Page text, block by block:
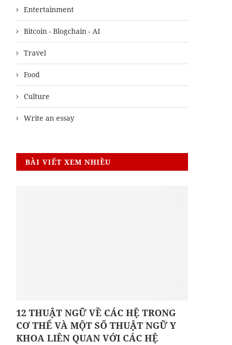
Entertainment
Bitcoin - Blogchain - AI
Travel
Food
Culture
Write an essay
BÀI VIẾT XEM NHIỀU
12 THUẬT NGỮ VỀ CÁC HỆ TRONG
CƠ THỂ VÀ MỘT SỐ THUẬT NGỮ Y
KHOA LIÊN QUAN VỚI CÁC HỆ